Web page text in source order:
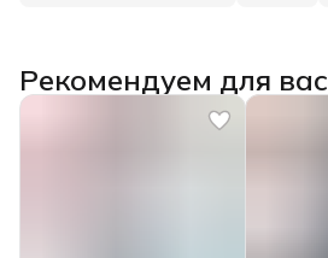
Рекомендуем для вас